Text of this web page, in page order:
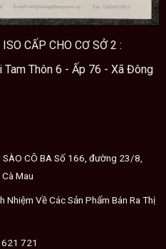
CẤP CHO CƠ SỞ 2 :
Thôn 6 - Ấp 76 - Xã Đông
SÀO CÔ BA Số 166, đường 23/8,
Mau
Nhiệm Về Các Sản Phẩm Bán Ra Thị
721